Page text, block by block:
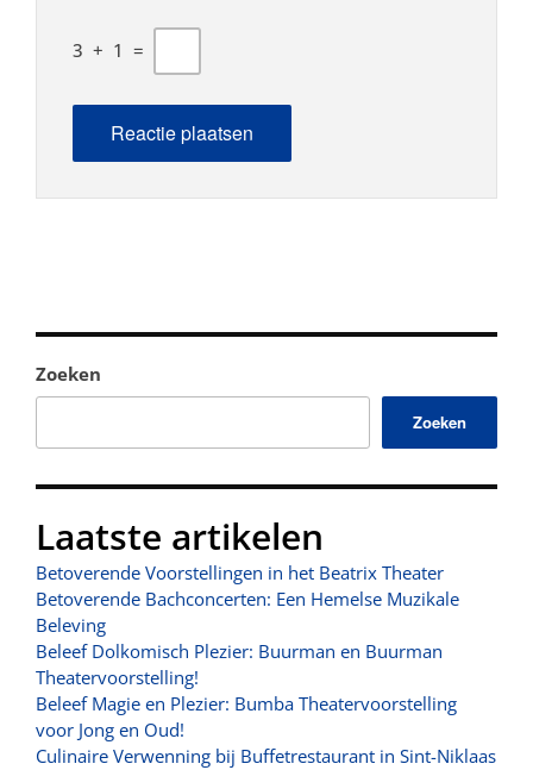
Zoeken
Zoeken
Laatste artikelen
Betoverende Voorstellingen in het Beatrix Theater
Betoverende Bachconcerten: Een Hemelse Muzikale
Beleving
Beleef Dolkomisch Plezier: Buurman en Buurman
Theatervoorstelling!
Beleef Magie en Plezier: Bumba Theatervoorstelling
voor Jong en Oud!
Culinaire Verwenning bij Buffetrestaurant in Sint-Niklaas
3 + 1 =